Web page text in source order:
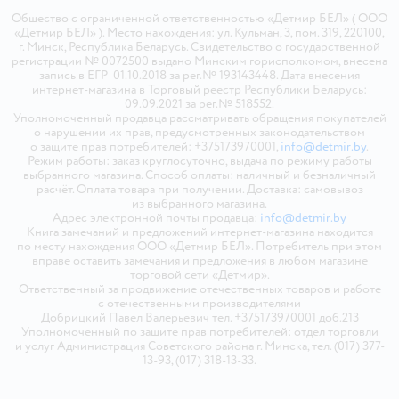
Общество с ограниченной ответственностью «Детмир БЕЛ» ( ООО
«Детмир БЕЛ» ). Место нахождения: ул. Кульман, 3, пом. 319, 220100,
г. Минск, Республика Беларусь. Свидетельство о государственной
регистрации № 0072500 выдано Минским горисполкомом, внесена
запись в ЕГР 01.10.2018 за рег.№ 193143448. Дата внесения
интернет-магазина в Торговый реестр Республики Беларусь:
09.09.2021 за рег.№ 518552.
Уполномоченный продавца рассматривать обращения покупателей
о нарушении их прав, предусмотренных законодательством
о защите прав потребителей: +375173970001, info@detmir.by.
Режим работы: заказ круглосуточно, выдача по режиму работы
выбранного магазина. Способ оплаты: наличный и безналичный
расчёт. Оплата товара при получении. Доставка: самовывоз
из выбранного магазина.
Адрес электронной почты продавца: info@detmir.by
Книга замечаний и предложений интернет-магазина находится
по месту нахождения ООО «Детмир БЕЛ». Потребитель при этом
вправе оставить замечания и предложения в любом магазине
торговой сети «Детмир».
Ответственный за продвижение отечественных товаров и работе
с отечественными производителями
Добрицкий Павел Валерьевич тел. +375173970001 доб.213
Уполномоченный по защите прав потребителей: отдел торговли
и услуг Администрация Советского района г. Минска, тел. (017) 377-
13-93, (017) 318-13-33.